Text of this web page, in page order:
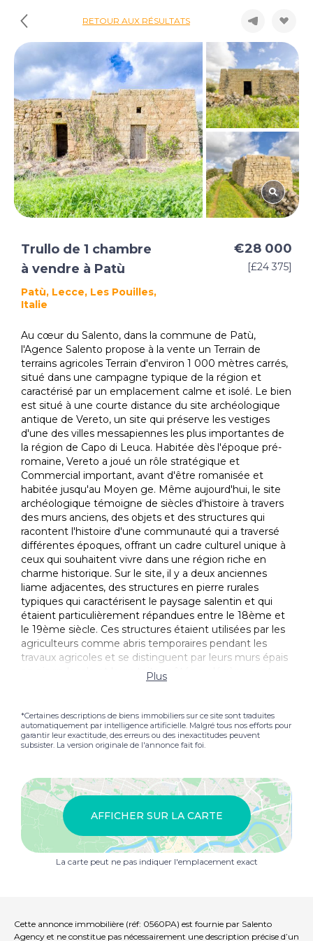
RETOUR AUX RÉSULTATS
Trullo de 1 chambre
à vendre à Patù
Patù, Lecce, Les Pouilles,
Italie
€28 000
[£24 375]
Au cœur du Salento, dans la commune de Patù,
l'Agence Salento propose à la vente un Terrain de
terrains agricoles Terrain d'environ 1 000 mètres carrés,
situé dans une campagne typique de la région et
caractérisé par un emplacement calme et isolé. Le bien
est situé à une courte distance du site archéologique
antique de Vereto, un site qui préserve les vestiges
d'une des villes messapiennes les plus importantes de
la région de Capo di Leuca. Habitée dès l'époque pré-
romaine, Vereto a joué un rôle stratégique et
Commercial important, avant d'être romanisée et
habitée jusqu'au Moyen ge. Même aujourd'hui, le site
archéologique témoigne de siècles d'histoire à travers
des murs anciens, des objets et des structures qui
racontent l'histoire d'une communauté qui a traversé
différentes époques, offrant un cadre culturel unique à
ceux qui souhaitent vivre dans une région riche en
charme historique. Sur le site, il y a deux anciennes
liame adjacentes, des structures en pierre rurales
typiques qui caractérisent le paysage salentin et qui
étaient particulièrement répandues entre le 18ème et
le 19ème siècle. Ces structures étaient utilisées par les
agriculteurs comme abris temporaires pendant les
travaux agricoles et se distinguent par leurs murs épais
en pierre locale et leurs toits voûtés ou légèrement
inclinés. Ces structures ont été conçues pour assurer
les éléments, ce qui les rend parfaites pour une
utilisation fonctionnelle et durable. La rénovation du
liame permettrait de créer une petite maison au
architectural rural typique du Salento et donnant au
bien un caractère unique et évocateur. L'espace
extérieur offre un potentiel supplémentaire
d'amélioration, permettant la création d'un agréable
espace ombragé où l'on peut profiter de repas en plein
air ou de moments de détente entourés de nature. Il
est également possible de créer un barbecue, idéal
propriété idéale pour ceux qui recherchent une petite
retraite où ils peuvent vivre leur vie quotidienne en
Plus
*Certaines descriptions de biens immobiliers sur ce site sont traduites
automatiquement par intelligence artificielle. Malgré tous nos efforts pour
garantir leur exactitude, des erreurs ou des inexactitudes peuvent
subsister. La version originale de l'annonce fait foi.
AFFICHER SUR LA CARTE
La carte peut ne pas indiquer l'emplacement exact
Cette annonce immobilière (réf: 0560PA) est fournie par Salento
Agency et ne constitue pas nécessairement une description précise d’un